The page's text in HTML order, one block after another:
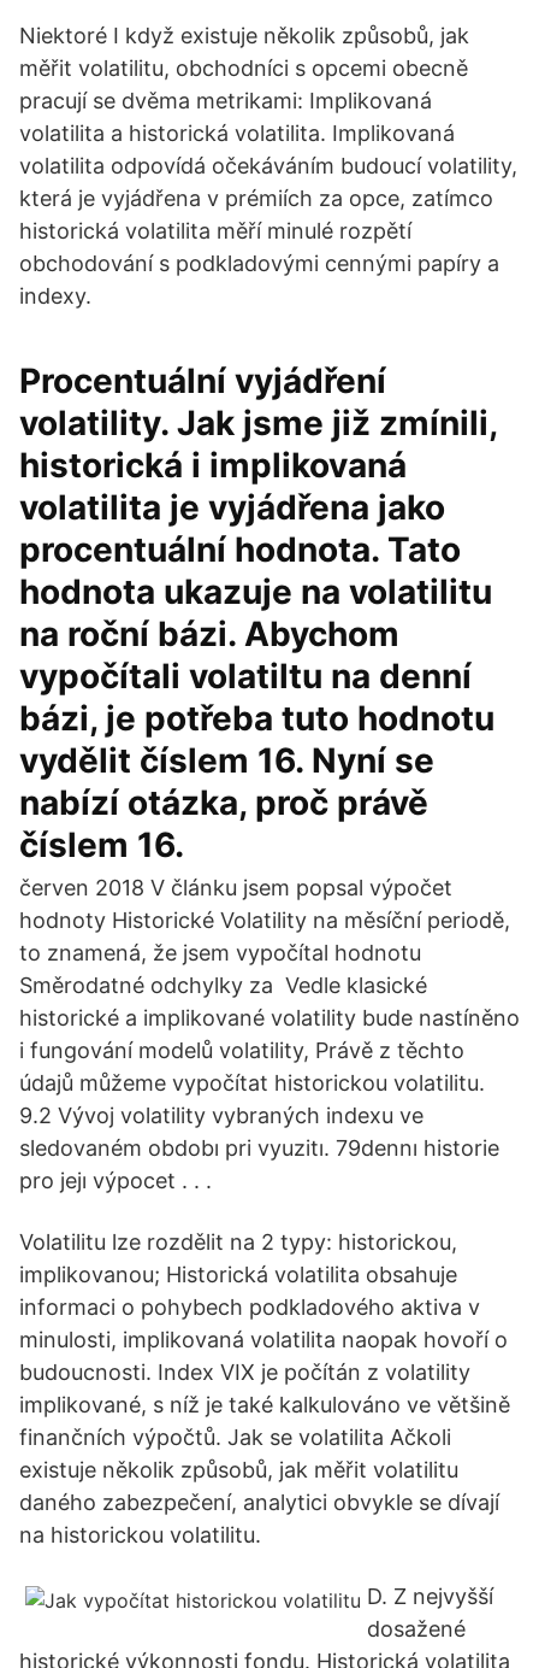
Niektoré I když existuje několik způsobů, jak
měřit volatilitu, obchodníci s opcemi obecně
pracují se dvěma metrikami: Implikovaná
volatilita a historická volatilita. Implikovaná
volatilita odpovídá očekáváním budoucí volatility,
která je vyjádřena v prémiích za opce, zatímco
historická volatilita měří minulé rozpětí
obchodování s podkladovými cennými papíry a
indexy.
Procentuální vyjádření
volatility. Jak jsme již zmínili,
historická i implikovaná
volatilita je vyjádřena jako
procentuální hodnota. Tato
hodnota ukazuje na volatilitu
na roční bázi. Abychom
vypočítali volatiltu na denní
bázi, je potřeba tuto hodnotu
vydělit číslem 16. Nyní se
nabízí otázka, proč právě
číslem 16.
červen 2018 V článku jsem popsal výpočet
hodnoty Historické Volatility na měsíční periodě,
to znamená, že jsem vypočítal hodnotu
Směrodatné odchylky za Vedle klasické
historické a implikované volatility bude nastíněno
i fungování modelů volatility, Právě z těchto
údajů můžeme vypočítat historickou volatilitu.
9.2 Vývoj volatility vybraných indexu ve
sledovaném obdobı pri vyuzitı. 79dennı historie
pro jejı výpocet . . .
Volatilitu lze rozdělit na 2 typy: historickou,
implikovanou; Historická volatilita obsahuje
informaci o pohybech podkladového aktiva v
minulosti, implikovaná volatilita naopak hovoří o
budoucnosti. Index VIX je počítán z volatility
implikované, s níž je také kalkulováno ve většině
finančních výpočtů. Jak se volatilita Ačkoli
existuje několik způsobů, jak měřit volatilitu
daného zabezpečení, analytici obvykle se dívají
na historickou volatilitu.
D. Z nejvyšší
dosažené
historické výkonnosti fondu. Historická volatilita